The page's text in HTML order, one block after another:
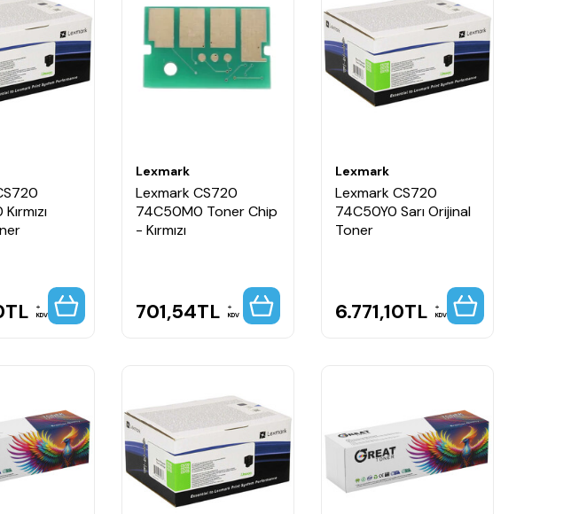
TL KDV
Lexmark
Lexmark CS720
74C50M0 Toner Chip
- Kırmızı
701,54TL KDV
Lexmark
Lexmark CS720
74C50Y0 Sarı Orijinal
Toner
6.771,10TL KDV